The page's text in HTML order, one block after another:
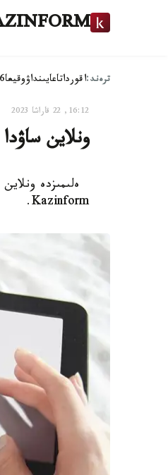
ترەند:اقورداتاعايىنداۋوقيعا
16:12, 22 قاراشا 2023
ونلاين
ەلىمىزدە
Kazinform.